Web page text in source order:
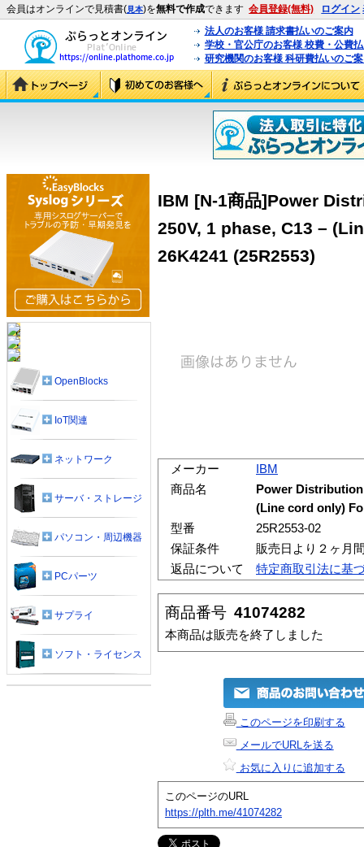
会員はオンラインで見積書(見本)を無料で作成できます 会員登録(無料) ログイン
法人のお客様 請求書払いのご案内
学校・官公庁のお客様 校費・公費
研究機関のお客様 科研費払いのご
IBM [N-1商品]Power
250V, 1 phase, C13 –
26K4241 (25R2553)
メーカー
IBM
商品名
Power Distribution
(Line cord only)
型番
25R2553-02
保証条件
販売日より２ヶ月
返品について
特定商取引法に基
商品番号 41074282
本商品は販売を終了しました
このページを印刷する
メールでURLを送る
お気に入りに追加する
このページのURL
https://plth.me/41074282
OpenBlocks
IoT関連
ネットワーク
サーバ・ストレージ
パソコン・周辺機器
PCパーツ
サプライ
ソフト・ライセンス